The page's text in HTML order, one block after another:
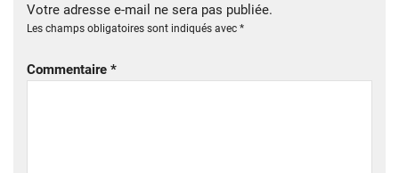
Votre adresse e-mail ne sera pas publiée.
Les champs obligatoires sont indiqués avec *
Commentaire *